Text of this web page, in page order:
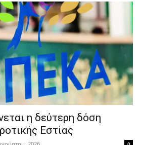
η δεύτερη δόση
Εστίας